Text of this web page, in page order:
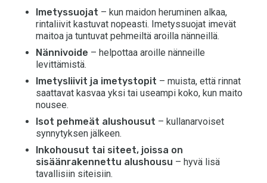
Imetyssuojat – kun maidon heruminen alkaa,
rintaliivit kastuvat nopeasti. Imetyssuojat imevät
maitoa ja tuntuvat pehmeiltä aroilla nänneillä.
Nännivoide – helpottaa aroille nänneille
levittämistä.
Imetysliivit ja imetystopit – muista, että rinnat
saattavat kasvaa yksi tai useampi koko, kun maito
nousee.
Isot pehmeät alushousut – kullanarvoiset
synnytyksen jälkeen.
Inkohousut tai siteet, joissa on
sisäänrakennettu alushousu – hyvä lisä
tavallisiin siteisiin.